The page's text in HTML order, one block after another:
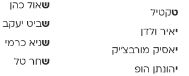
טקטיל
יאיר ולדן
יאסיק מורבצ'יק
יהונתן הופ
שאול כהן
שביט יעקב
שגיא כרמי
שחר טל